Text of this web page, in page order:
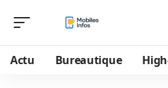
Actu Bureautique